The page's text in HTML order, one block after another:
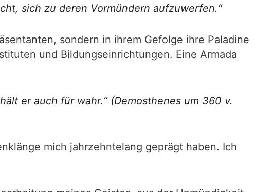
sich zu deren Vormündern aufzuwerfen.“
sondern in ihrem Gefolge ihre Paladine
und Bildungseinrichtungen. Eine Armada
er auch für wahr.“ (Demosthenes um 360 v.
mich jahrzehntelang geprägt haben. Ich